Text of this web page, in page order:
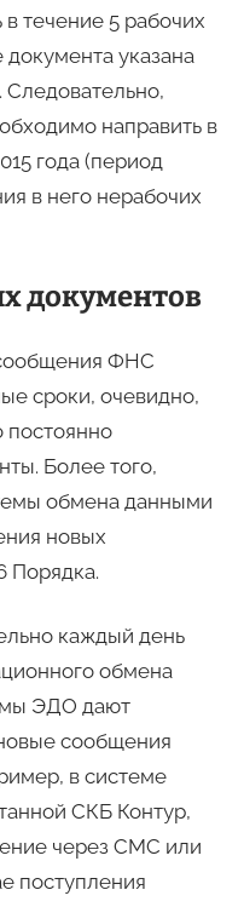
течение 5 рабочих
указана
Следовательно,
направить в
года (период
в него нерабочих
документов
ФНС
сроки, очевидно,
постоянно
Более того,
обмена данными
новых
Порядка.
каждый день
обмена
ЭДО дают
сообщения
в системе
СКБ Контур,
через СМС или
поступления